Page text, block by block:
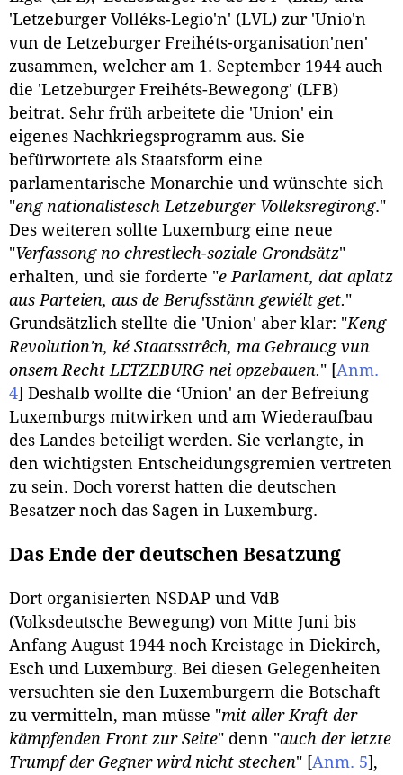
'Letzeburger Volléks-Legio'n' (LVL) zur 'Unio'n
vun de Letzeburger Freihéts-organisation'nen'
zusammen, welcher am 1. September 1944 auch
die 'Letzeburger Freihéts-Bewegong' (LFB)
beitrat. Sehr früh arbeitete die 'Union' ein
eigenes Nachkriegsprogramm aus. Sie
befürwortete als Staatsform eine
parlamentarische Monarchie und wünschte sich
"eng nationalistesch Letzeburger Volleksregirong."
Des weiteren sollte Luxemburg eine neue
"Verfassong no chrestlech-soziale Grondsätz"
erhalten, und sie forderte "e Parlament, dat aplatz
aus Parteien, aus de Berufsstänn gewiélt get."
Grundsätzlich stellte die 'Union' aber klar: "Keng
Revolution'n, ké Staatsstrêch, ma Gebraucg vun
onsem Recht LETZEBURG nei opzebauen." [Anm.
4] Deshalb wollte die ‘Union' an der Befreiung
Luxemburgs mitwirken und am Wiederaufbau
des Landes beteiligt werden. Sie verlangte, in
den wichtigsten Entscheidungsgremien vertreten
zu sein. Doch vorerst hatten die deutschen
Besatzer noch das Sagen in Luxemburg.
Das Ende der deutschen Besatzung
Dort organisierten NSDAP und VdB
(Volksdeutsche Bewegung) von Mitte Juni bis
Anfang August 1944 noch Kreistage in Diekirch,
Esch und Luxemburg. Bei diesen Gelegenheiten
versuchten sie den Luxemburgern die Botschaft
zu vermitteln, man müsse "mit aller Kraft der
kämpfenden Front zur Seite" denn "auch der letzte
Trumpf der Gegner wird nicht stechen" [Anm. 5] ,